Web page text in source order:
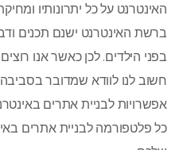
האינטרנט על כל יתרונותיו
ברשת האינטרנט ישנם תכנים
בפני הילדים. לכן כאשר אנו
חשוב לנו לוודא שמדובר
אפשרויות לבניית אתרים
כל פלטפורמה לבניית אתרים